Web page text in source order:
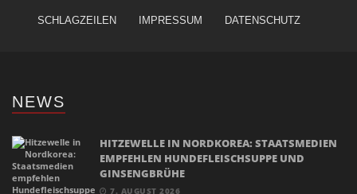
SCHLAGZEILEN IMPRESSUM DATENSCHUTZ
NEWS
HITZEWELLE IN NORDKOREA: STAATSMEDIEN
EMPFEHLEN HUNDEFLEISCHSUPPE UND
GINSENGBRÜHE
7. AUGUST 2026